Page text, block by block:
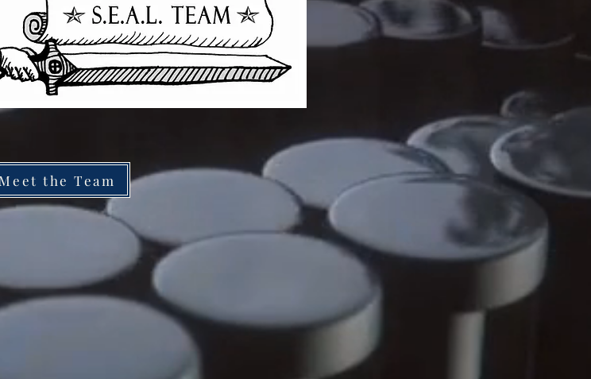
Meet the Team